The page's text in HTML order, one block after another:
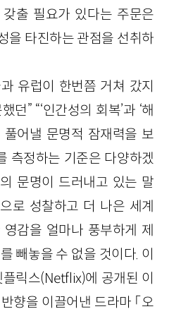
출 필요가 있다는 주문은
을 타진하는 관점을 선취하
유럽이 한번쯤 거쳐 갔지
던” “‘인간성의 회복’과 ‘해
풀어낼 문명적 잠재력을 보
측정하는 기준은 다양하겠
문명이 드러내고 있는 말
로 성찰하고 더 나은 세계
감을 얼마나 풍부하게 제
빼놓을 수 없을 것이다. 이
릭스(Netflix)에 공개된 이
향을 이끌어낸 드라마 「오